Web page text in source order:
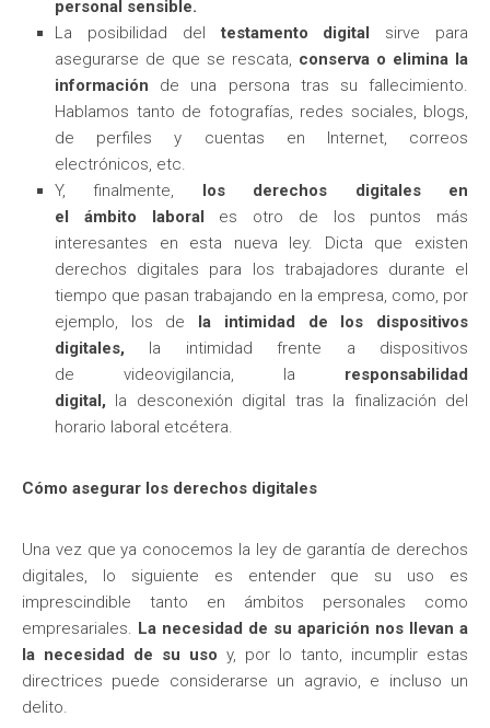
personal sensible.
La posibilidad deltestamento digital sirve para
asegurarse de que se rescata, conserva o elimina la
información de una persona tras su fallecimiento.
Hablamos tanto de fotografías, redes sociales, blogs,
de perfiles y cuentas en Internet, correos
electrónicos, etc.
Y, finalmente, los derechos digitales en
el ámbito laboral es otro de los puntos más
interesantes en esta nueva ley. Dicta que existen
derechos digitales para los trabajadores durante el
tiempo que pasan trabajando en la empresa, como, por
ejemplo, los de la intimidad de los dispositivos
digitales, la intimidad frente a dispositivos
de videovigilancia, la responsabilidad
digital, la desconexión digital tras la finalización del
horario laboral etcétera.
Cómo asegurar los derechos digitales
Una vez que ya conocemos la ley de garantía de derechos
digitales, lo siguiente es entender que su uso es
imprescindible tanto en ámbitos personales como
empresariales. La necesidad de su aparición nos llevan a
la necesidad de su uso y, por lo tanto, incumplir estas
directrices puede considerarse un agravio, e incluso un
delito.